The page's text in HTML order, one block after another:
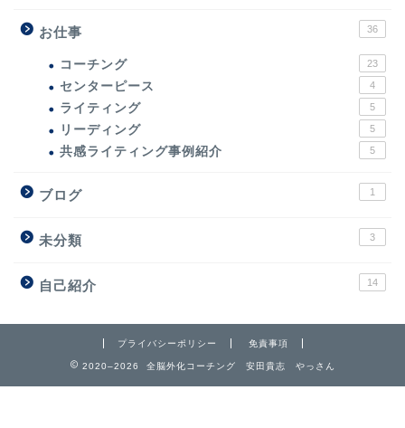
お仕事 36
コーチング 23
センターピース 4
ライティング 5
リーディング 5
共感ライティング事例紹介 5
ブログ 1
未分類 3
自己紹介 14
プライバシーポリシー 免責事項
2020–2026 全脳外化コーチング 安田貴志 やっさん